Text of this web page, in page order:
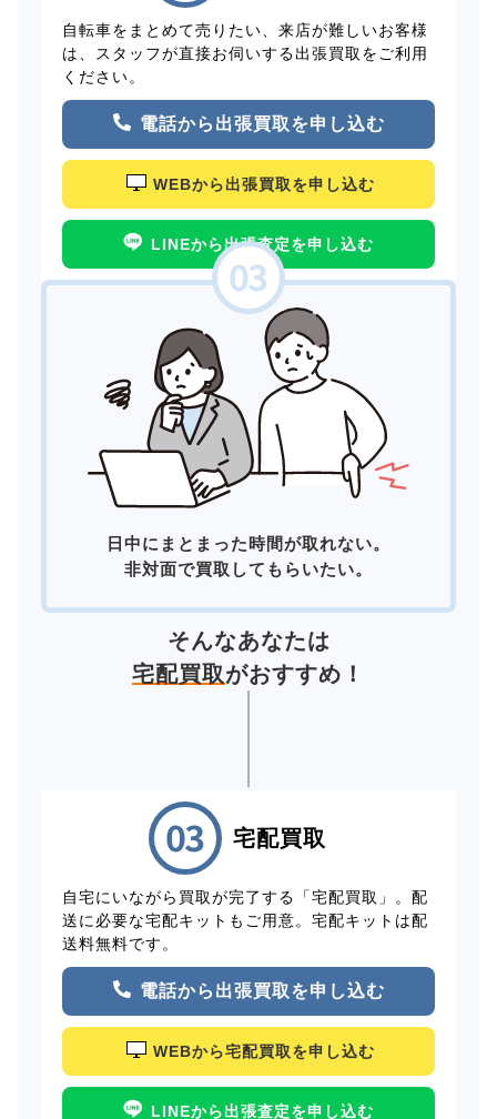
自転車をまとめて売りたい、来店が難しいお客様
は、スタッフが直接お伺いする出張買取をご利用
ください。
電話から出張買取を申し込む
WEBから出張買取を申し込む
LINEから出張査定を申し込む
日中にまとまった時間が取れない。
非対面で買取してもらいたい。
そんなあなたは
宅配買取がおすすめ！
宅配買取
自宅にいながら買取が完了する「宅配買取」。配
送に必要な宅配キットもご用意。宅配キットは配
送料無料です。
電話から出張買取を申し込む
WEBから宅配買取を申し込む
LINEから出張査定を申し込む